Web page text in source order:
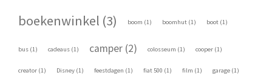
boekenwinkel (3) boom (1) boomhut (1) boot (1)
bus (1) cadeaus (1) camper (2) colosseum (1) cooper (1)
creator (1) Disney (1) feestdagen (1) fiat 500 (1) film (1) garage (1)